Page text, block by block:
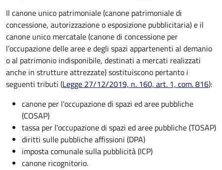
Il canone unico patrimoniale (canone patrimoniale di
concessione, autorizzazione o esposizione pubblicitaria) e il
canone unico mercatale (canone di concessione per
l’occupazione delle aree e degli spazi appartenenti al demanio
o al patrimonio indisponibile, destinati a mercati realizzati
anche in strutture attrezzate) sostituiscono pertanto i
seguenti tributi (Legge 27/12/2019, n. 160, art. 1, com. 816):
canone per l'occupazione di spazi ed aree pubbliche
(COSAP)
tassa per l'occupazione di spazi ed aree pubbliche (TOSAP)
diritti sulle pubbliche affissioni (DPA)
imposta comunale sulla pubblicità (ICP)
canone ricognitorio.